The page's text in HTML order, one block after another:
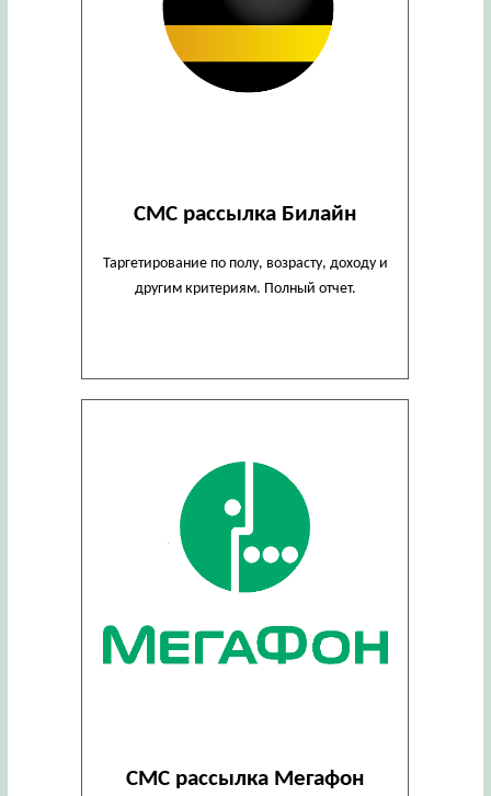
СМС рассылка Билайн
Таргетирование по полу, возрасту, доходу и
другим критериям. Полный отчет.
СМС рассылка Мегафон